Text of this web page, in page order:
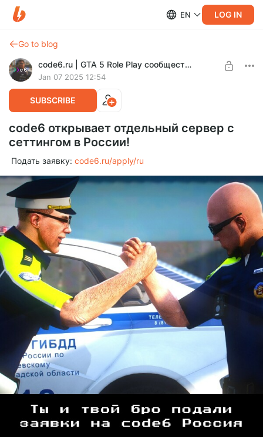
EN LOG IN
Go to blog
code6.ru | GTA 5 Role Play сообщество
Jan 07 2025 12:54
SUBSCRIBE
code6 открывает отдельный сервер с
сеттингом в России!
Подать заявку: code6.ru/apply/ru